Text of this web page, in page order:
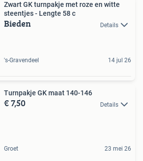
Zwart GK turnpakje met roze en witte
steentjes - Lengte 58 c
Bieden Details
's-Gravendeel 14 jul 26
Turnpakje GK maat 140-146
€ 7,50 Details
Groet 23 mei 26